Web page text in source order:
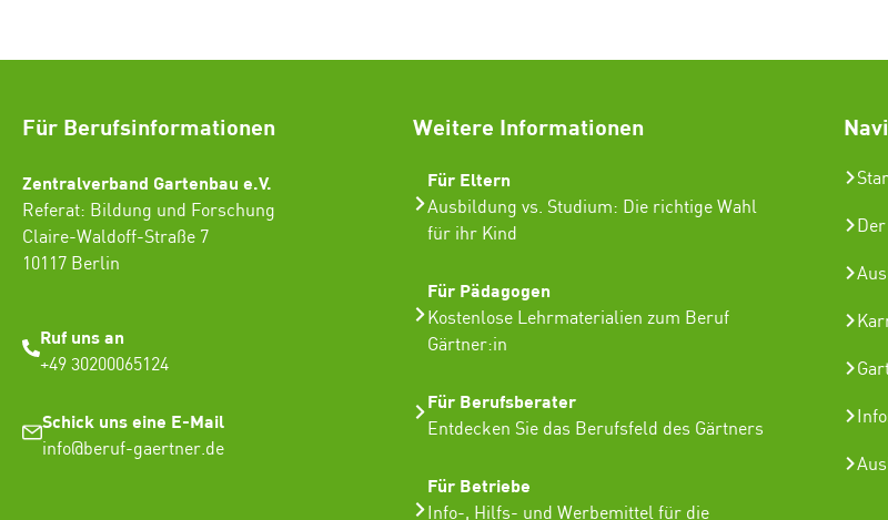
Für Berufsinformationen
Zentralverband Gartenbau e.V.
Referat: Bildung und Forschung
Claire-Waldoff-Straße 7
10117 Berlin
Ruf uns an
+49 30200065124
Schick uns eine E-Mail
info@beruf-gaertner.de
Weitere Informationen
Für Eltern
Ausbildung vs. Studium: Die richtige Wahl
für ihr Kind
Für Pädagogen
Kostenlose Lehrmaterialien zum Beruf
Gärtner:in
Für Berufsberater
Entdecken Sie das Berufsfeld des Gärtners
Für Betriebe
Info-, Hilfs- und Werbemittel für die